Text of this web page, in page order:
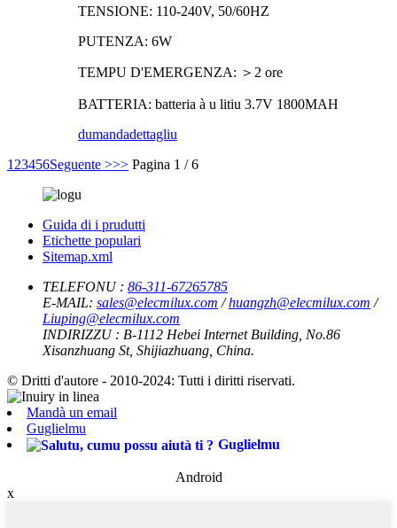
TENSIONE: 110-240V, 50/60HZ
PUTENZA: 6W
TEMPU D'EMERGENZA: ＞2 ore
BATTERIA: batteria à u litiu 3.7V 1800MAH
dumandadettagliu
1 23456Seguente >>> Pagina 1 / 6
Guida di i prudutti
Etichette populari
Sitemap.xml
TELEFONU : 86-311-67265785
E-MAIL: sales@elecmilux.com /huangzh@elecmilux.com /
Liuping@elecmilux.com
INDIRIZZU : B-1112 Hebei Internet Building, No.86
Xisanzhuang St, Shijiazhuang, China.
© Dritti d'autore - 2010-2024: Tutti i diritti riservati.
Mandà un email
Guglielmu
Guglielmu
Android
x